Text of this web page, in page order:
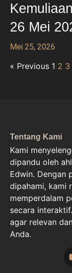
26 Mei
Mei 25, 2026
« Previous 1 2 3
Tentang Kami
Kami
dipandu oleh
Edwin. Dengan
dipahami, kami
memperdalam
secara
agar relevan
Anda.